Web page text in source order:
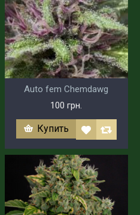
Auto fem Chemdawg
100 грн.
Купить